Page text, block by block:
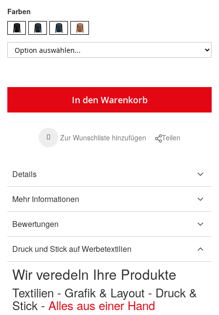
Farben
In den Warenkorb
Zur Wunschliste hinzufügen Teilen
Details
Mehr Informationen
Bewertungen
Druck und Stick auf Werbetextilien
Wir veredeln Ihre Produkte
Textilien - Grafik & Layout - Druck &
Stick - Alles aus einer Hand